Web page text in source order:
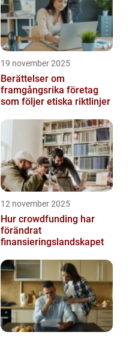
19 november 2025
Berättelser om
framgångsrika företag
som följer etiska riktlinjer
12 november 2025
Hur crowdfunding har
förändrat
finansieringslandskapet